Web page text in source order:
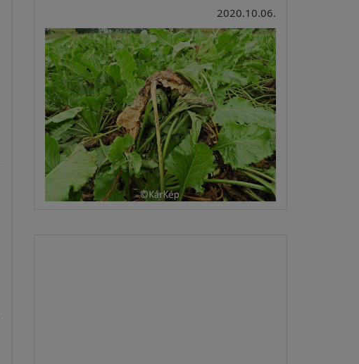
2020.10.06.